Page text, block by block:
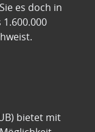
es doch in
bietet mit